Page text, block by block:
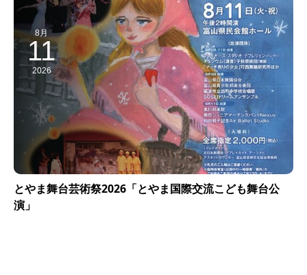
8月
11
2026
とやま舞台芸術祭2026「とやま国際交流こども舞台公
演」